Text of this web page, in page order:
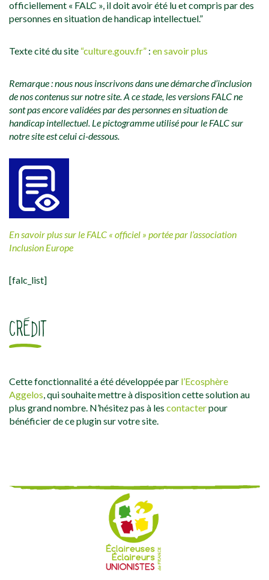
officiellement « FALC », il doit avoir été lu et compris par des
personnes en situation de handicap intellectuel.”
Texte cité du site “culture.gouv.fr” : en savoir plus
Remarque : nous nous inscrivons dans une démarche d’inclusion
de nos contenus sur notre site. A ce stade, les versions FALC ne
sont pas encore validées par des personnes en situation de
handicap intellectuel. Le pictogramme utilisé pour le FALC sur
notre site est celui ci-dessous.
En savoir plus sur le FALC « officiel » portée par l’association
Inclusion Europe
[falc_list]
CRÉDIT
Cette fonctionnalité a été développée par l’Ecosphère
Aggelos, qui souhaite mettre à disposition cette solution au
plus grand nombre. N’hésitez pas à les contacterpour
bénéficier de ce plugin sur votre site.